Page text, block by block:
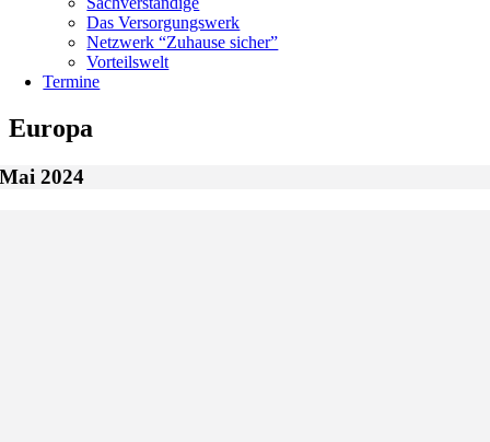
Das Versorgungswerk
Netzwerk “Zuhause sicher”
Vorteilswelt
Termine
Europa
Mai 2024